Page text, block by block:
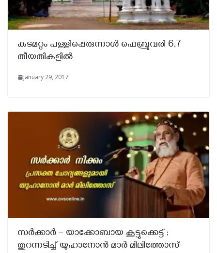
കടമറ്റം പള്ളിപ്പെരുന്നാള്‍ ഫെബ്രുവരി 6,7
തീയതികളില്‍
January 29, 2017
സർക്കാർ – യാക്കോബായ കൂട്ടുക്കെട്ട് ;
തുറന്നടിച്ച് യുഹാനോൻ മാർ മിലിത്തോസ്